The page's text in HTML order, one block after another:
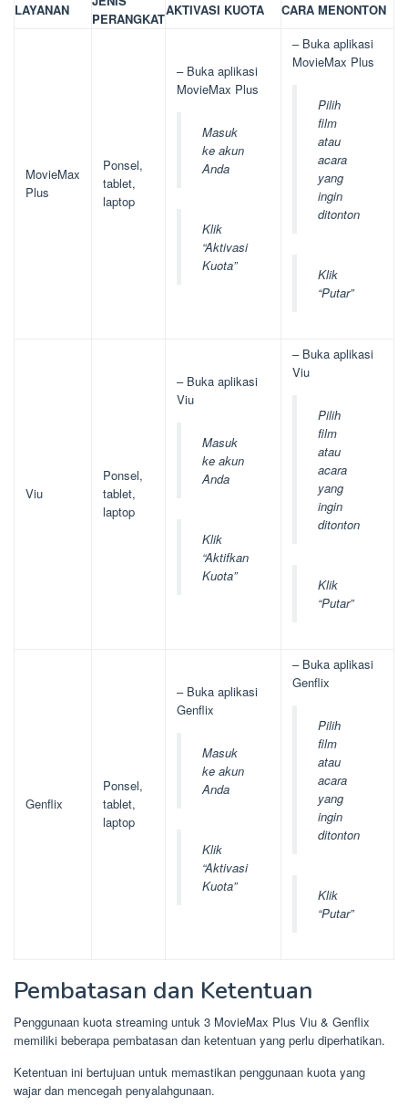
LAYANAN
PERANGKAT
AKTIVASI KUOTA CARA MENONTON
MovieMax
Plus
Ponsel,
tablet,
laptop
– Buka aplikasi
MovieMax Plus
Masuk
ke akun
Anda
Klik
“Aktivasi
Kuota”
– Buka aplikasi
MovieMax Plus
Pilih
film
atau
acara
yang
ingin
ditonton
Klik
“Putar”
Viu
Ponsel,
tablet,
laptop
– Buka aplikasi
Viu
Masuk
ke akun
Anda
Klik
“Aktifkan
Kuota”
– Buka aplikasi
Viu
Pilih
film
atau
acara
yang
ingin
ditonton
Klik
“Putar”
Genflix
Ponsel,
tablet,
laptop
– Buka aplikasi
Genflix
Masuk
ke akun
Anda
Klik
“Aktivasi
Kuota”
– Buka aplikasi
Genflix
Pilih
film
atau
acara
yang
ingin
ditonton
Klik
“Putar”
Pembatasan dan Ketentuan
Penggunaan kuota streaming untuk 3 MovieMax Plus Viu & Genflix
memiliki beberapa pembatasan dan ketentuan yang perlu diperhatikan.
Ketentuan ini bertujuan untuk memastikan penggunaan kuota yang
wajar dan mencegah penyalahgunaan.